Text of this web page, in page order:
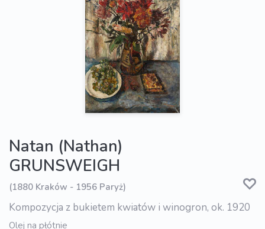
Natan (Nathan)
GRUNSWEIGH
(1880 Kraków - 1956 Paryż)
Kompozycja z bukietem kwiatów i winogron, ok. 1920
Olej na płótnie